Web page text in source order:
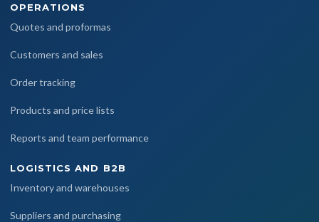
OPERATIONS
Quotes and proformas
Customers and sales
Order tracking
Products and price lists
Reports and team performance
LOGISTICS AND B2B
Inventory and warehouses
Suppliers and purchasing